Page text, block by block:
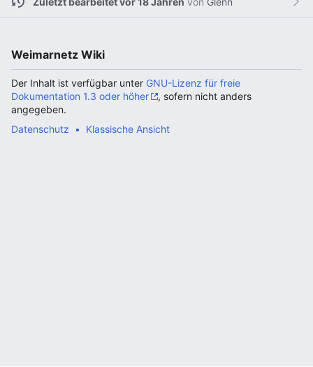
Weimarnetz Wiki
Der Inhalt ist verfügbar unter GNU-Lizenz für freie
Dokumentation 1.3 oder höher
, sofern nicht anders
angegeben.
Datenschutz
Klassische Ansicht